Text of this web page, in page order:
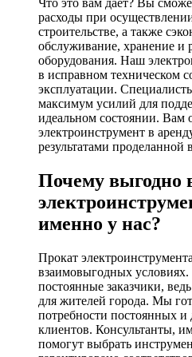
Что это вам дает? Вы
расходы при
строительстве, а также
обслуживание, хранение и
оборудования. Наш
в исправном техническом
эксплуатации.
максимум усилий для
идеальном состоянии. Вам
электроинструмент в
результатами проделанной
Почему выгодно
именно у нас?
Прокат
взаимовыгодных
постоянные заказчики,
для жителей города. Мы
потребности постоянных
клиентов. Консультанты,
помогут выбрать